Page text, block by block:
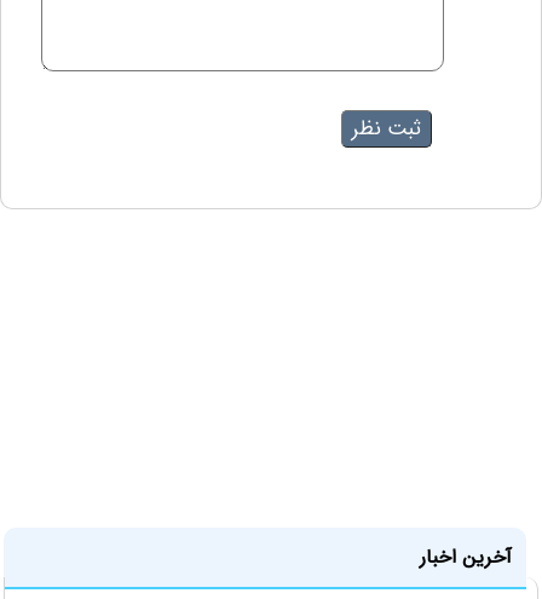
آخرین اخبار